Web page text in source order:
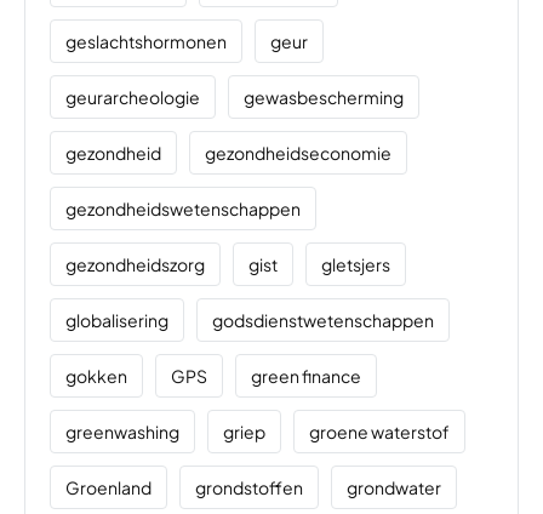
geslachtshormonen geur
geurarcheologie gewasbescherming
gezondheid gezondheidseconomie
gezondheidswetenschappen
gezondheidszorg gist gletsjers
globalisering godsdienstwetenschappen
gokken GPS green finance
greenwashing griep groene waterstof
Groenland grondstoffen grondwater